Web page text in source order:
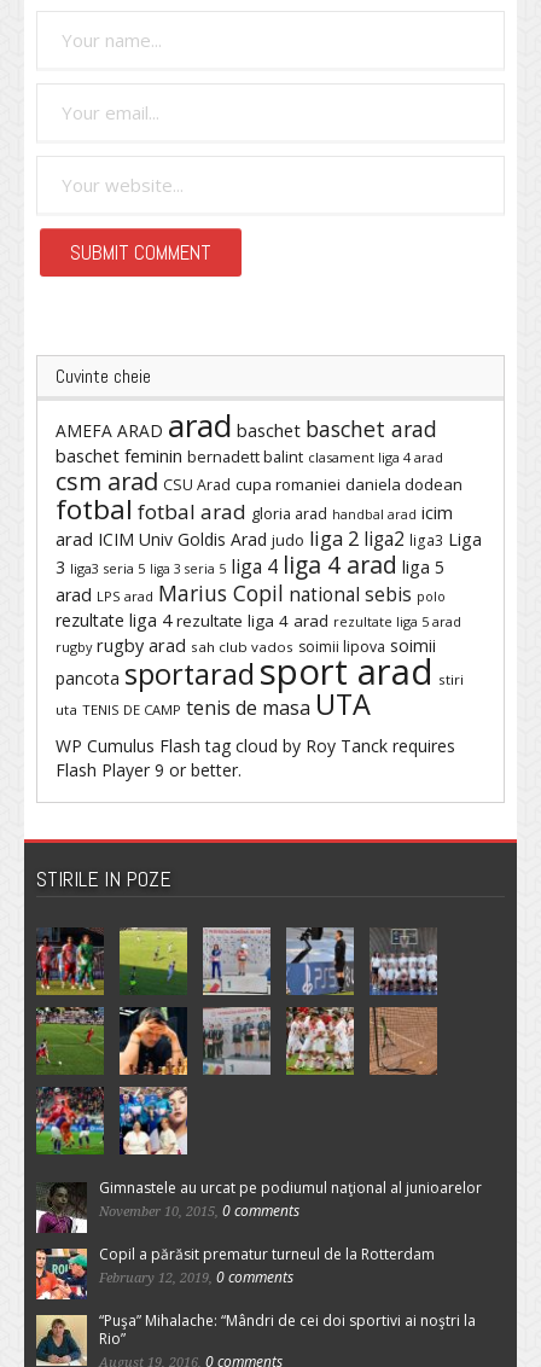
Cuvinte cheie
AMEFA ARAD arad baschet baschet arad
baschet feminin bernadett balint clasament liga 4 arad
csm arad CSU Arad cupa romaniei daniela dodean
fotbal fotbal arad gloria arad handbal arad icim
arad ICIM Univ Goldis Arad judo liga 2 liga2 liga3 Liga
3 liga3 seria 5 liga 3 seria 5 liga 4 liga 4 arad liga 5
arad LPS arad Marius Copil national sebis polo
rezultate liga 4 rezultate liga 4 arad rezultate liga 5 arad
rugby rugby arad sah club vados soimii lipova soimii
pancota sportarad sport arad stiri
uta TENIS DE CAMP tenis de masa UTA
WP Cumulus Flash tag cloud by Roy Tanck requires
Flash Player 9 or better.
STIRILE IN POZE
Gimnastele au urcat pe podiumul naţional al junioarelor
November 10, 2015, 0 comments
Copil a părăsit prematur turneul de la Rotterdam
February 12, 2019, 0 comments
“Puşa” Mihalache: “Mândri de cei doi sportivi ai noştri la
Rio”
August 19, 2016, 0 comments